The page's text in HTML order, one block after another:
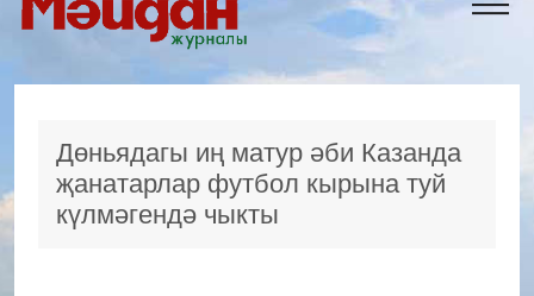
Дөньядагы иң матур әби Казанда
җанатарлар футбол кырына туй
күлмәгендә чыкты